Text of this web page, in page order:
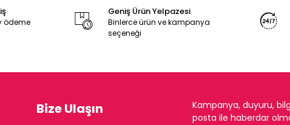
ödeme
Geniş Ürün Yelpazesi
Binlerce ürün ve kampanya
seçeneği
Bize Ulaşın
Kampanya, duyuru,
posta ile haberdar